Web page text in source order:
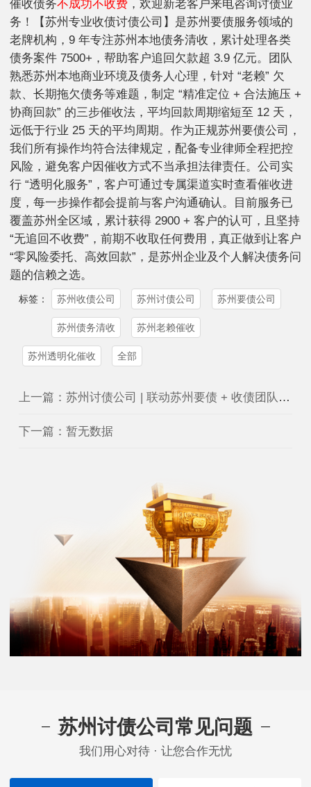
催收债务不成功不收费 ，欢迎新老客户来电咨询讨债业
务！【苏州专业收债讨债公司】是苏州要债服务领域的
老牌机构，9 年专注苏州本地债务清收，累计处理各类
债务案件 7500+，帮助客户追回欠款超 3.9 亿元。团队
熟悉苏州本地商业环境及债务人心理，针对 “老赖” 欠
款、长期拖欠债务等难题，制定 “精准定位 + 合法施压 +
协商回款” 的三步催收法，平均回款周期缩短至 12 天，
远低于行业 25 天的平均周期。作为正规苏州要债公司，
我们所有操作均符合法律规定，配备专业律师全程把控
风险，避免客户因催收方式不当承担法律责任。公司实
行 “透明化服务”，客户可通过专属渠道实时查看催收进
度，每一步操作都会提前与客户沟通确认。目前服务已
覆盖苏州全区域，累计获得 2900 + 客户的认可，且坚持
“无追回不收费”，前期不收取任何费用，真正做到让客户
“零风险委托、高效回款”，是苏州企业及个人解决债务问
题的信赖之选。
标签： 苏州收债公司 苏州讨债公司 苏州要债公司
苏州债务清收 苏州老赖催收
苏州透明化催收 全部
上一篇：苏州讨债公司 | 联动苏州要债 + 收债团队，10 年经验，98% 追回率，帮您快速要回欠款
下一篇：暂无数据
苏州讨债公司常见问题
我们用心对待 · 让您合作无忧